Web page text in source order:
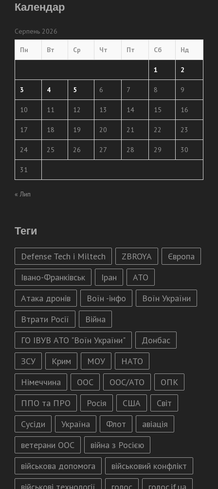
Календар
Серпень 2026
Пн Вт Ср Чт Пт Сб Нд
1 2
3 4 5 6 7 8 9
10 11 12 13 14 15 16
17 18 19 20 21 22 23
24 25 26 27 28 29 30
31
« Лип
Теги
Defense Tech і Miltech ZBROYA
Європа
Івано-Франківськ
Іран
АТО
Атака дронів
Воїн -інфо
Воїн України
Втрати Росії
Війна
ГО ІВУВ АТО "Воїн України"
Донбас
ЗСУ
Крим МОУ
НАТО
Німеччина
ООС ООС/АТО
ОПК
ППО та ПРО
Росія США
Світ
Сусіди
Україна Флот
авіація
ветерани ООС
війна з Росією
військова допомога
військовий конфлікт
військові технології
голос голос.if.ua